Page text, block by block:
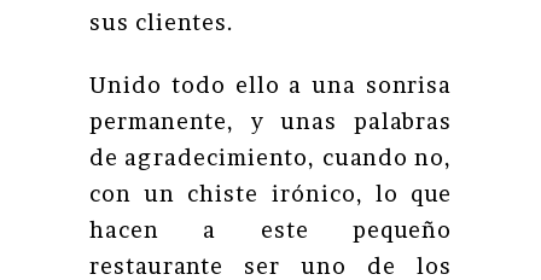
sus clientes.
Unido todo ello a una sonrisa
permanente, y unas palabras
de agradecimiento, cuando no,
con un chiste irónico, lo que
hacen a este pequeño
restaurante ser uno de los